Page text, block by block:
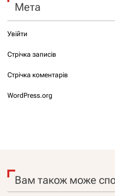
Мета
Увійти
Стрічка записів
Стрічка коментарів
WordPress.org
Вам також може